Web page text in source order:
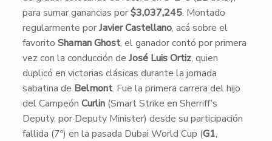
para sumar ganancias por$3,037,245. Montado
regularmente porJavier Castellano, acá sobre el
favorito Shaman Ghost, el ganador contó por primera
vez con la conducción de José Luis Ortiz, quien
duplicó en victorias clásicas durante la jornada
sabatina de Belmont. Fue la primera carrera del hijo
del Campeón Curlin(Smart Strike en Sherriff’s
Deputy, por Deputy Minister) desde su participación
fallida (7º) en la pasada Dubai World Cup (G1,